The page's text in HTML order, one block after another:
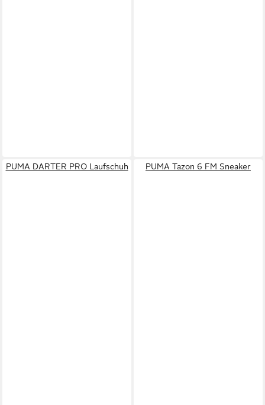
PUMA DARTER PRO Laufschuh PUMA Tazon 6 FM Sneaker